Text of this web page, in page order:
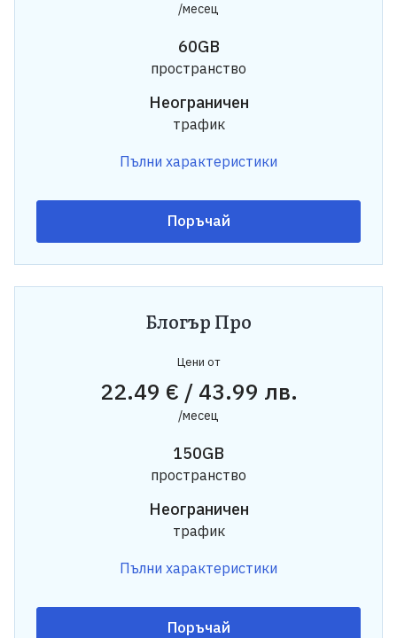
/месец
60GB
пространство
Неограничен
трафик
Пълни характеристики
Поръчай
Блогър Про
Цени от
22.49 € / 43.99 лв.
/месец
150GB
пространство
Неограничен
трафик
Пълни характеристики
Поръчай